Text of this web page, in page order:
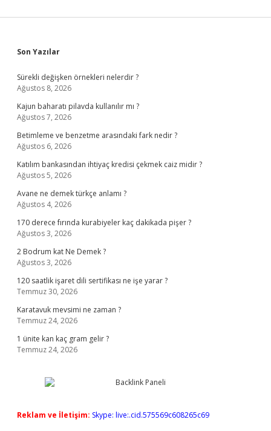
Sidebar
Son Yazılar
Sürekli değişken örnekleri nelerdir ?
Ağustos 8, 2026
Kajun baharatı pilavda kullanılır mı ?
Ağustos 7, 2026
Betimleme ve benzetme arasındaki fark nedir ?
Ağustos 6, 2026
Katılım bankasından ihtiyaç kredisi çekmek caiz midir ?
Ağustos 5, 2026
Avane ne demek türkçe anlamı ?
Ağustos 4, 2026
170 derece fırında kurabiyeler kaç dakikada pişer ?
Ağustos 3, 2026
2 Bodrum kat Ne Demek ?
Ağustos 3, 2026
120 saatlik işaret dili sertifikası ne işe yarar ?
Temmuz 30, 2026
Karatavuk mevsimi ne zaman ?
Temmuz 24, 2026
1 ünite kan kaç gram gelir ?
Temmuz 24, 2026
Reklam ve İletişim: Skype: live:.cid.575569c608265c69